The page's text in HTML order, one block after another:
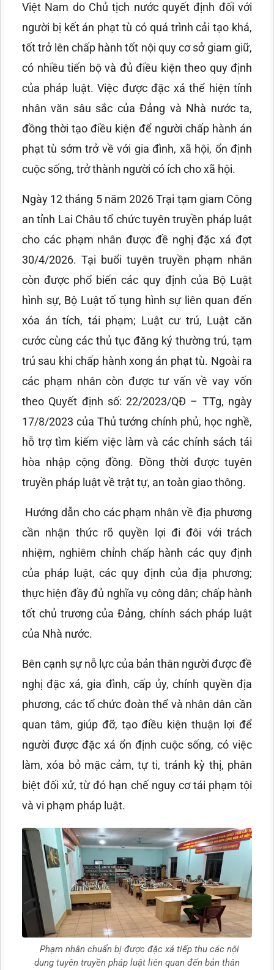
Việt Nam do Chủ tịch nước quyết định đối với
người bị kết án phạt tù có quá trình cải tạo khá,
tốt trở lên chấp hành tốt nội quy cơ sở giam giữ,
có nhiều tiến bộ và đủ điều kiện theo quy định
của pháp luật. Việc được đặc xá thể hiện tính
nhân văn sâu sắc của Đảng và Nhà nước ta,
đồng thời tạo điều kiện để người chấp hành án
phạt tù sớm trở về với gia đình, xã hội, ổn định
cuộc sống, trở thành người có ích cho xã hội.
Ngày 12 tháng 5 năm 2026 Trại tạm giam Công
an tỉnh Lai Châu tổ chức tuyên truyền pháp luật
cho các phạm nhân được đề nghị đặc xá đợt
30/4/2026. Tại buổi tuyên truyền phạm nhân
còn được phổ biến các quy định của Bộ Luật
hình sự, Bộ Luật tố tụng hình sự liên quan đến
xóa án tích, tái phạm; Luật cư trú, Luật căn
cước cùng các thủ tục đăng ký thường trú, tạm
trú sau khi chấp hành xong án phạt tù. Ngoài ra
các phạm nhân còn được tư vấn về vay vốn
theo Quyết định số: 22/2023/QĐ – TTg, ngày
17/8/2023 của Thủ tướng chính phủ, học nghề,
hỗ trợ tìm kiếm việc làm và các chính sách tái
hòa nhập cộng đồng. Đồng thời được tuyên
truyền pháp luật về trật tự, an toàn giao thông.
Hướng dẫn cho các phạm nhân về địa phương
cần nhận thức rõ quyền lợi đi đôi với trách
nhiệm, nghiêm chỉnh chấp hành các quy định
của pháp luật, các quy định của địa phương;
thực hiện đầy đủ nghĩa vụ công dân; chấp hành
tốt chủ trương của Đảng, chính sách pháp luật
của Nhà nước.
Bên cạnh sự nỗ lực của bản thân người được đề
nghị đặc xá, gia đình, cấp ủy, chính quyền địa
phương, các tổ chức đoàn thể và nhân dân cần
quan tâm, giúp đỡ, tạo điều kiện thuận lợi để
người được đặc xá ổn định cuộc sống, có việc
làm, xóa bỏ mặc cảm, tự ti, tránh kỳ thị, phân
biệt đối xử, từ đó hạn chế nguy cơ tái phạm tội
và vi phạm pháp luật.
Phạm nhân chuẩn bị được đặc xá tiếp thu các nội
dung tuyên truyền pháp luật liên quan đến bản thân